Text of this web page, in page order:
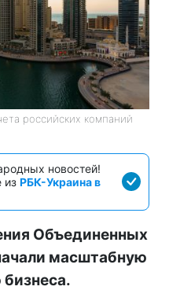
российских компаний
новостей!
из РБК-Украина в
Объединенных
масштабную
бизнеса.